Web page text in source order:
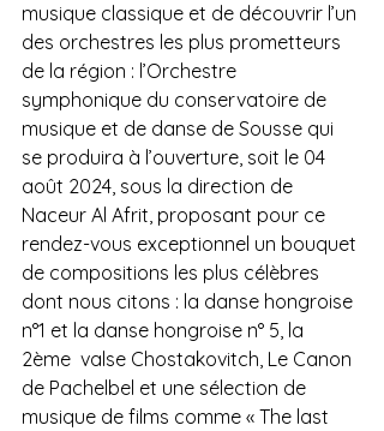
musique classique et de découvrir l’un
des orchestres les plus prometteurs
de la région : l’Orchestre
symphonique du conservatoire de
musique et de danse de Sousse qui
se produira à l’ouverture, soit le 04
août 2024, sous la direction de
Naceur Al Afrit, proposant pour ce
rendez-vous exceptionnel un bouquet
de compositions les plus célèbres
dont nous citons : la danse hongroise
n°1 et la danse hongroise n° 5, la
2ème  valse Chostakovitch, Le Canon
de Pachelbel et une sélection de
musique de films comme « The last